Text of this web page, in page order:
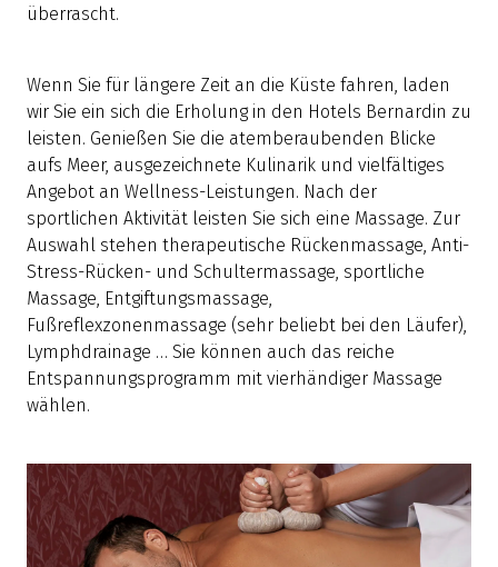
überrascht.
Wenn Sie für längere Zeit an die Küste fahren, laden
wir Sie ein sich die Erholung in den Hotels Bernardin zu
leisten. Genießen Sie die atemberaubenden Blicke
aufs Meer, ausgezeichnete Kulinarik und vielfältiges
Angebot an Wellness-Leistungen. Nach der
sportlichen Aktivität leisten Sie sich eine Massage. Zur
Auswahl stehen therapeutische Rückenmassage, Anti-
Stress-Rücken- und Schultermassage, sportliche
Massage, Entgiftungsmassage,
Fußreflexzonenmassage (sehr beliebt bei den Läufer),
Lymphdrainage … Sie können auch das reiche
Entspannungsprogramm mit vierhändiger Massage
wählen.